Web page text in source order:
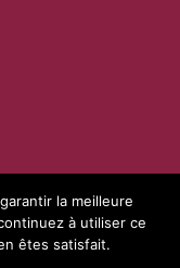
06 – Tél. 01 42 34
la meilleure
à utiliser ce
êtes satisfait.